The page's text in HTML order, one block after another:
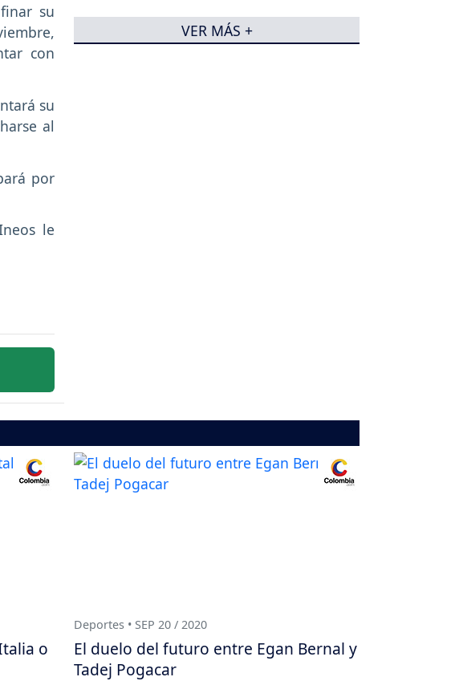
su
con
su
al
por
le
VER MÁS +
o
Deportes • SEP 20 / 2020
El duelo del futuro entre Egan Bernal y
Tadej Pogacar